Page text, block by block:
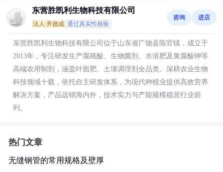
东营胜凯利生物科技有限公司
法人:齐德成 通过真实性核验
咨询 进店
东营胜凯利生物科技有限公司位于山东省广饶县陈官镇，成立于
2013年，专注研发生产腐殖酸、生物菌剂、水溶肥及黄腐酸钾等
高端农用制剂，涵盖叶面肥、土壤调理剂全品类。深耕农业生物
科技领域十载，依托自主研发体系，为现代种植业提供高效营养
解决方案，产品远销海内外，技术实力与产能规模稳居行业前
列。
热门文章
无缝钢管的常用规格及壁厚